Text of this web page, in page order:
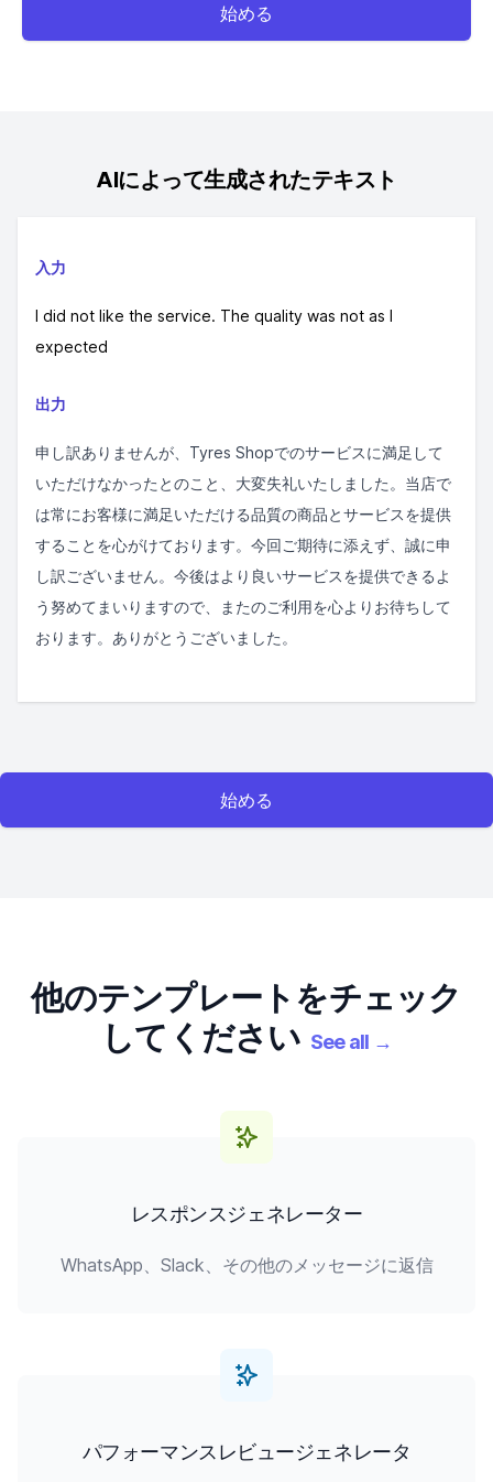
始める
AIによって生成されたテキスト
入力
I did not like the service. The quality was not as I
expected
出力
申し訳ありませんが、Tyres Shopでのサービスに満足して
いただけなかったとのこと、大変失礼いたしました。当店で
は常にお客様に満足いただける品質の商品とサービスを提供
することを心がけております。今回ご期待に添えず、誠に申
し訳ございません。今後はより良いサービスを提供できるよ
う努めてまいりますので、またのご利用を心よりお待ちして
おります。ありがとうございました。
始める
他のテンプレートをチェック
してください See all →
レスポンスジェネレーター
WhatsApp、Slack、その他のメッセージに返信
パフォーマンスレビュージェネレータ